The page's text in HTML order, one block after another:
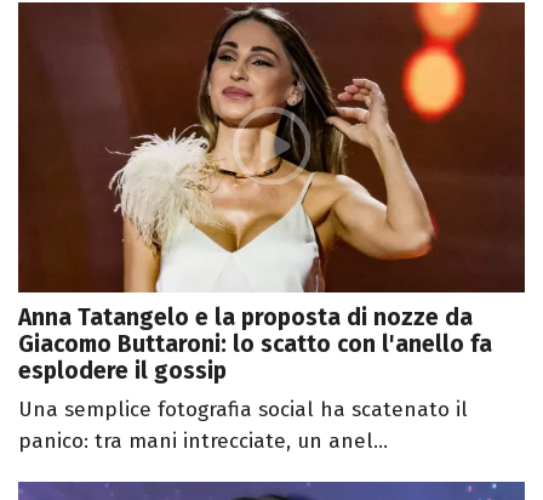
Anna Tatangelo e la proposta di nozze da
Giacomo Buttaroni: lo scatto con l'anello fa
esplodere il gossip
Una semplice fotografia social ha scatenato il
panico: tra mani intrecciate, un anel...